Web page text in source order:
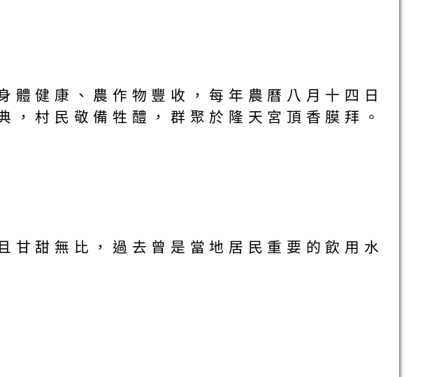
體健康、農作物豐收，每年農曆八月十四日
村民敬備牲醴，群聚於隆天宮頂香膜拜。
甘甜無比，過去曾是當地居民重要的飲用水